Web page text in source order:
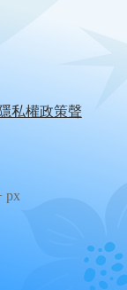
隱私權政策聲
px